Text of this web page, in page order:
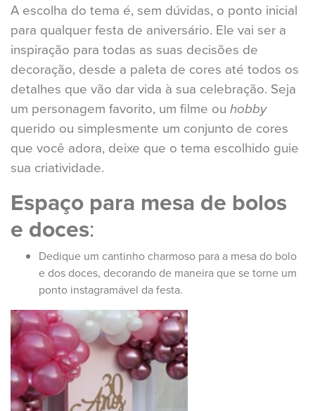
A escolha do tema é, sem dúvidas, o ponto inicial
para qualquer festa de aniversário. Ele vai ser a
inspiração para todas as suas decisões de
decoração, desde a paleta de cores até todos os
detalhes que vão dar vida à sua celebração. Seja
um personagem favorito, um filme ou hobby
querido ou simplesmente um conjunto de cores
que você adora, deixe que o tema escolhido guie
sua criatividade.
Espaço para mesa de bolos
e doces:
Dedique um cantinho charmoso para a mesa do bolo
e dos doces, decorando de maneira que se torne um
ponto instagramável da festa.